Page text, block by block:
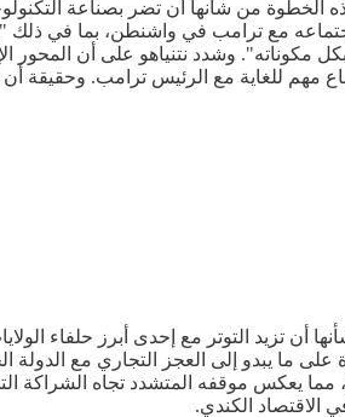
من شأنها أن تضر بصناعة
مع ترامب في واشنطن، بما في
مكوناته". وشدد نتنياهو على أن المحور
مهم للغاية مع الرئيس ترامب. وحقيقة
أمس الأحد، دعوته لجعل كندا الولاية الأمريكية الـ51، في تصريحات من
ما يبدو إلى العجز التجاري مع الدولة
قابلة للحياة". وأكد في تصريحاته المثيرة للجدل: "لذلك، على كندا أن تصبح ولايتنا
الاقتصاد الكندي.